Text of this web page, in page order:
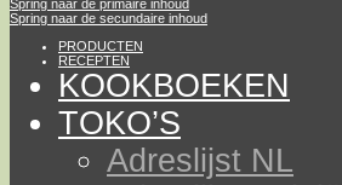
Spring naar de primaire inhoud
Spring naar de secundaire inhoud
PRODUCTEN
RECEPTEN
KOOKBOEKEN
TOKO’S
Adreslijst NL